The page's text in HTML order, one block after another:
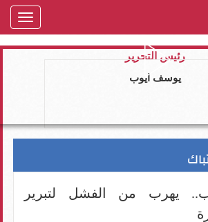
رئيس التحرير
يوسف ايوب
يهرب من الفشل لتبرير